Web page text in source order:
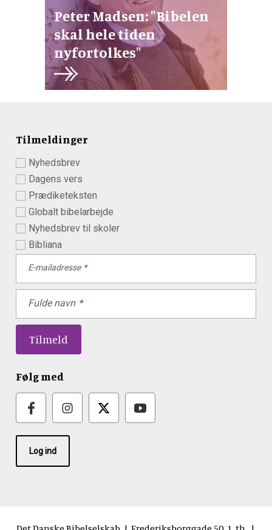
Peter Madsen: "Bibelen
skal hele tiden
nyfortolkes"
Tilmeldinger
Nyhedsbrev
Dagens vers
Prædiketeksten
Globalt bibelarbejde
Nyhedsbrev til skoler
Bibliana
E-mailadresse
Fulde navn
Følg med
Log ind